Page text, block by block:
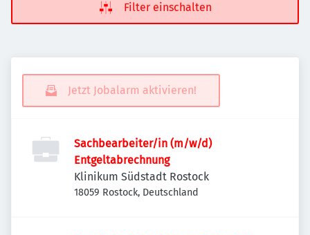
Filter einschalten
Jetzt Jobalarm aktivieren!
Sachbearbeiter/in (m/w/d)
Entgeltabrechnung
Klinikum Südstadt Rostock
18059 Rostock, Deutschland